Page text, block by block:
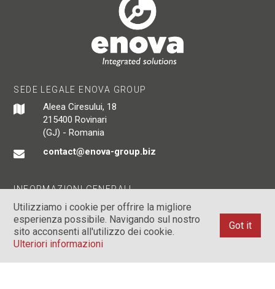
Utilizziamo i cookie per offrire la migliore
esperienza possibile. Navigando sul nostro
sito acconsenti all'utilizzo dei cookie.
Ulteriori informazioni
Got it
SEDE LEGALE ENOVA GROUP
Aleea Ciresului, 18
215400 Rovinari
(GJ) - Romania
contact@enova-group.biz
INFORMAZIONI GENERALI
CUI: RO 26414472
Nr.Reg.Com.: J18/409/2011
+40253372742